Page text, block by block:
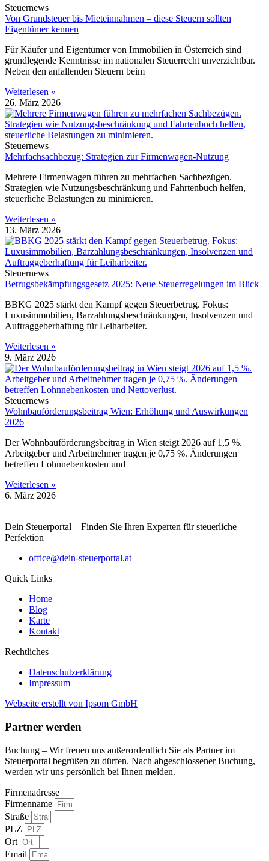
Steuernews
Von Grundsteuer bis Mieteinnahmen – diese Steuern sollten
Eigentümer kennen
Für Käufer und Eigentümer von Immobilien in Österreich sind
grundlegende Kenntnisse im nationalen Steuerrecht unverzichtbar.
Neben den anfallenden Steuern beim
Weiterlesen »
26. März 2026
Steuernews
Mehrfachsachbezug: Strategien zur Firmenwagen-Nutzung
Mehrere Firmenwagen führen zu mehrfachen Sachbezügen.
Strategien wie Nutzungsbeschränkung und Fahrtenbuch helfen,
steuerliche Belastungen zu minimieren.
Weiterlesen »
13. März 2026
Steuernews
Betrugsbekämpfungsgesetz 2025: Neue Steuerregelungen im Blick
BBKG 2025 stärkt den Kampf gegen Steuerbetrug. Fokus:
Luxusimmobilien, Barzahlungsbeschränkungen, Insolvenzen und
Auftraggeberhaftung für Leiharbeiter.
Weiterlesen »
9. März 2026
Steuernews
Wohnbauförderungsbeitrag Wien: Erhöhung und Auswirkungen
2026
Der Wohnbauförderungsbeitrag in Wien steigt 2026 auf 1,5 %.
Arbeitgeber und Arbeitnehmer tragen je 0,75 %. Änderungen
betreffen Lohnnebenkosten und
Weiterlesen »
6. März 2026
Dein Steuerportal – Finden Sie Ihren Experten für steuerliche
Perfektion
office@dein-steuerportal.at
Quick Links
Home
Blog
Karte
Kontakt
Rechtliches
Datenschutzerklärung
Impressum
Webseite erstellt von Ipsom GmbH
Partner werden
Buchung – Wir freuen uns außerordentlich Sie als Partner im
Steuerportal begrüßen zu dürfen. Nach abgeschlossener Buchung,
werden wir uns persönlich bei Ihnen melden.
Firmenadresse
Firmenname
Straße
PLZ
Ort
Email